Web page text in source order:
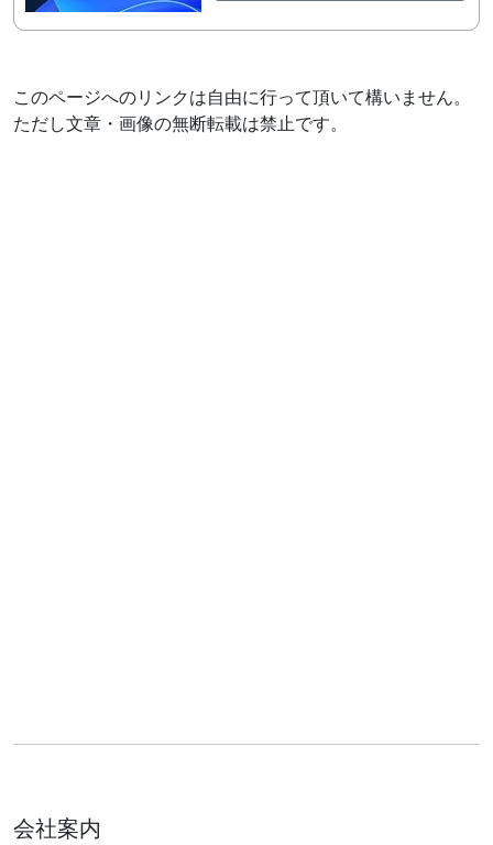
このページへのリンクは自由に行って頂いて構いません。
ただし文章・画像の無断転載は禁止です。
会社案内